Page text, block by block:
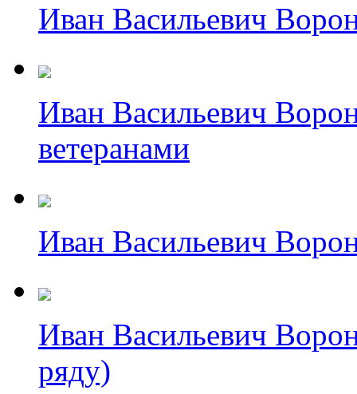
Иван Васильевич
Иван Васильевич
ветеранами
Иван Васильевич
Иван Васильевич
ряду)